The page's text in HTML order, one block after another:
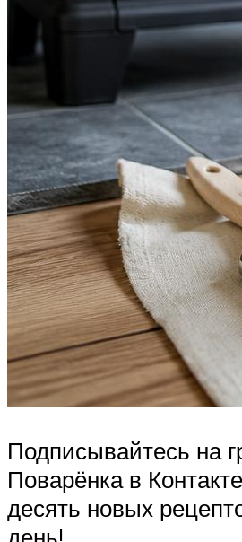
Подписывайтесь на
Поварёнка в
десять новых
день!